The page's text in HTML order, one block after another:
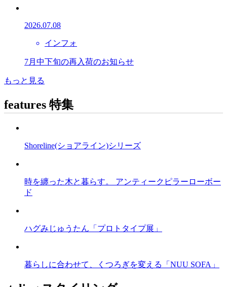
2026.07.08
インフォ
7月中下旬の再入荷のお知らせ
もっと見る
features 特集
Shoreline(ショアライン)シリーズ
時を纏った木と暮らす。 アンティークピラーローボー
ド
ハグみじゅうたん「プロトタイプ展」
暮らしに合わせて、くつろぎを変える「NUU SOFA」